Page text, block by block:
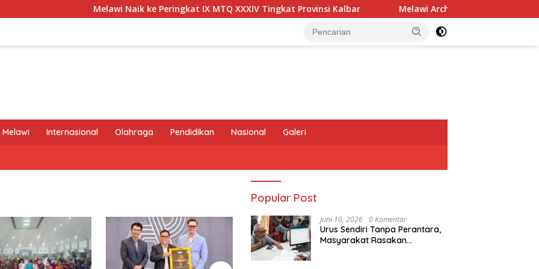
Melawi Naik ke Peringkat IX MTQ XXXIV Tingkat Provinsi Kalbar Melawi Archery Championship ke-7
Melawi Internasional Olahraga Pendidikan Nasional Galeri
Popular Post
Juni 10, 2026 0 Komentar
Urus Sendiri Tanpa Perantara,
Masyarakat Rasakan